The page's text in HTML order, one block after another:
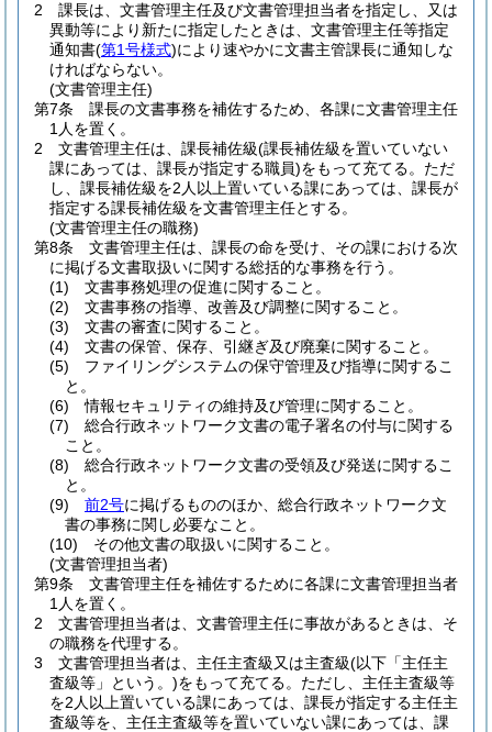
2
課長は、文書管理主任及び文書管理担当者を指定し、又は
異動等により新たに指定したときは、文書管理主任等指定
通知書(第1号様式)により速やかに文書主管課長に通知しな
ければならない。
(文書管理主任)
第7条
課長の文書事務を補佐するため、各課に文書管理主任
1人を置く。
2
文書管理主任は、課長補佐級(課長補佐級を置いていない
課にあっては、課長が指定する職員)をもって充てる。 ただ
し、課長補佐級を2人以上置いている課にあっては、課長が
指定する課長補佐級を文書管理主任とする。
(文書管理主任の職務)
第8条
文書管理主任は、課長の命を受け、その課における次
に掲げる文書取扱いに関する総括的な事務を行う。
(1)
文書事務処理の促進に関すること。
(2)
文書事務の指導、改善及び調整に関すること。
(3)
文書の審査に関すること。
(4)
文書の保管、保存、引継ぎ及び廃棄に関すること。
(5)
ファイリングシステムの保守管理及び指導に関するこ
と。
(6)
情報セキュリティの維持及び管理に関すること。
(7)
総合行政ネットワーク文書の電子署名の付与に関する
こと。
(8)
総合行政ネットワーク文書の受領及び発送に関するこ
と。
(9)
前2号に掲げるもののほか、総合行政ネットワーク文
書の事務に関し必要なこと。
(10)
その他文書の取扱いに関すること。
(文書管理担当者)
第9条
文書管理主任を補佐するために各課に文書管理担当者
1人を置く。
2
文書管理担当者は、文書管理主任に事故があるときは、そ
の職務を代理する。
3
文書管理担当者は、主任主査級又は主査級(以下「主任主
査級等」という。)をもって充てる。 ただし、主任主査級等
を2人以上置いている課にあっては、課長が指定する主任主
査級等を、主任主査級等を置いていない課にあっては、課